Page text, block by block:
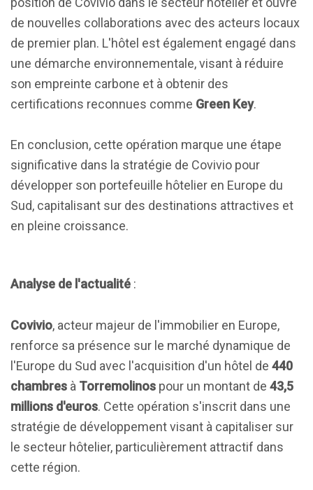
de nouvelles collaborations avec des acteurs locaux
de premier plan. L'hôtel est également engagé dans
une démarche environnementale, visant à réduire
son empreinte carbone et à obtenir des
certifications reconnues comme Green Key.
En conclusion, cette opération marque une étape
significative dans la stratégie de Covivio pour
développer son portefeuille hôtelier en Europe du
Sud, capitalisant sur des destinations attractives et
en pleine croissance.
Analyse de l'actualité :
Covivio, acteur majeur de l'immobilier en Europe,
renforce sa présence sur le marché dynamique de
l'Europe du Sud avec l'acquisition d'un hôtel de 440
chambres à Torremolinos pour un montant de 43,5
millions d'euros. Cette opération s'inscrit dans une
stratégie de développement visant à capitaliser sur
le secteur hôtelier, particulièrement attractif dans
cette région.